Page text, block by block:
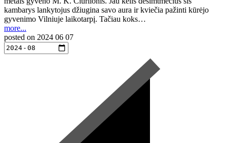
kambarys lankytojus džiugina savo aura ir kviečia pažinti kūrėjo
gyvenimo Vilniuje laikotarpį. Tačiau koks…
more...
posted on 2024 06 07